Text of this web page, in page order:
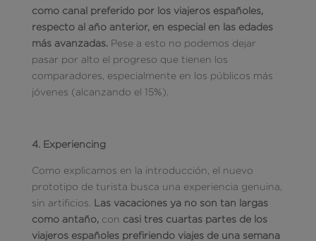
como canal preferido por los viajeros españoles,
respecto al año anterior, en especial en las edades
más avanzadas. Pese a esto no podemos dejar
pasar por alto el progreso que tienen los
comparadores, especialmente en los públicos más
jóvenes (alcanzando el 15%).
4. Experiencing
Como explicamos en la introducción, el nuevo
prototipo de turista busca una experiencia genuina,
sin artificios. Las vacaciones ya no son tan largas
como antaño, con casi tres cuartas partes de los
viajeros españoles prefiriendo viajes de una semana